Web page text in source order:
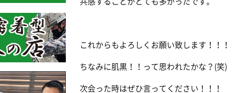
これからもよろしくお願い致します！！！
ちなみに肌黒！！って思われたかな？(笑)
次会った時はぜひ言ってください！！！